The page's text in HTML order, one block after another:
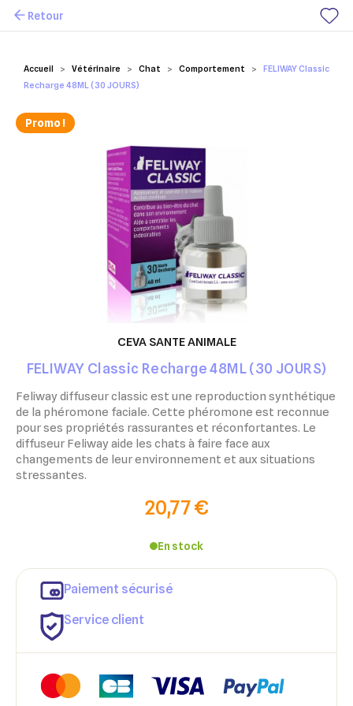
Mes favoris
Accueil Vétérinaire Chat Comportement
FELIWAY Classic
Recharge 48ML (30 JOURS)
Retour
CEVA SANTE ANIMALE
FELIWAY Classic Recharge 48ML (30 JOURS)
Feliway diffuseur classic est une reproduction synthétique
de la phéromone faciale. Cette phéromone est reconnue
pour ses propriétés rassurantes et réconfortantes. Le
diffuseur Feliway aide les chats à faire face aux
changements de leur environnement et aux situations
stressantes.
20,77 €
En stock
Paiement sécurisé
Service client
Promo !